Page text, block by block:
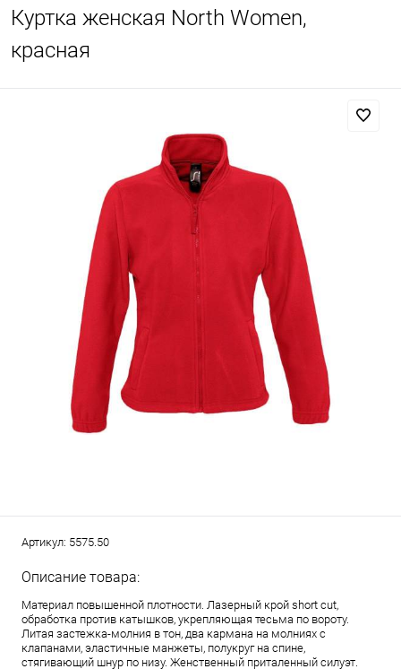
Куртка женская North Women,
красная
Артикул: 5575.50
Описание товара:
Материал повышенной плотности. Лазерный крой short cut,
обработка против катышков, укрепляющая тесьма по вороту.
Литая застежка-молния в тон, два кармана на молниях с
клапанами, эластичные манжеты, полукруг на спине,
стягивающий шнур по низу. Женственный приталенный силуэт.